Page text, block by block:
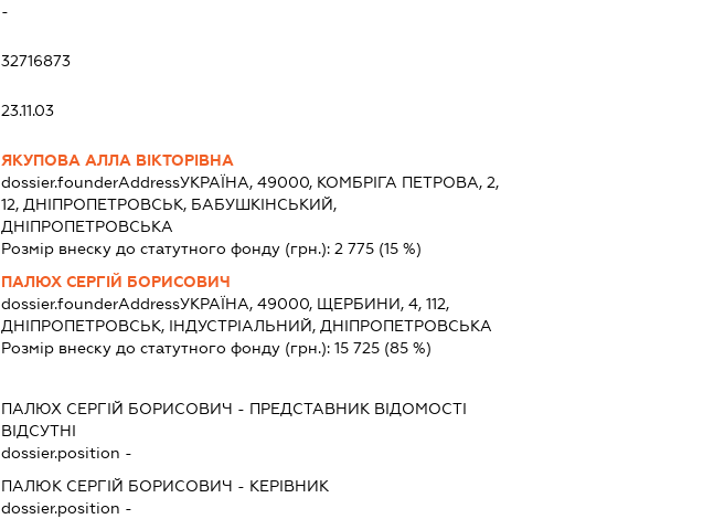
-
32716873
23.11.03
ЯКУПОВА АЛЛА ВІКТОРІВНА
dossier.founderAddressУКРАЇНА, 49000, КОМБРІГА ПЕТРОВА, 2,
12, ДНІПРОПЕТРОВСЬК, БАБУШКІНСЬКИЙ,
ДНІПРОПЕТРОВСЬКА
Розмір внеску до статутного фонду (грн.): 2 775(15 %)
ПАЛЮХ СЕРГІЙ БОРИСОВИЧ
dossier.founderAddressУКРАЇНА, 49000, ЩЕРБИНИ, 4, 112,
ДНІПРОПЕТРОВСЬК, ІНДУСТРІАЛЬНИЙ, ДНІПРОПЕТРОВСЬКА
Розмір внеску до статутного фонду (грн.): 15 725(85 %)
ПАЛЮХ СЕРГІЙ БОРИСОВИЧ - ПРЕДСТАВНИК ВІДОМОСТІ
ВІДСУТНІ
dossier.position -
ПАЛЮК СЕРГІЙ БОРИСОВИЧ - КЕРІВНИК
dossier.position -